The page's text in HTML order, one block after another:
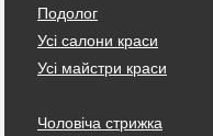
Подолог
Усі салони краси
Усі майстри краси
Чоловіча стрижка